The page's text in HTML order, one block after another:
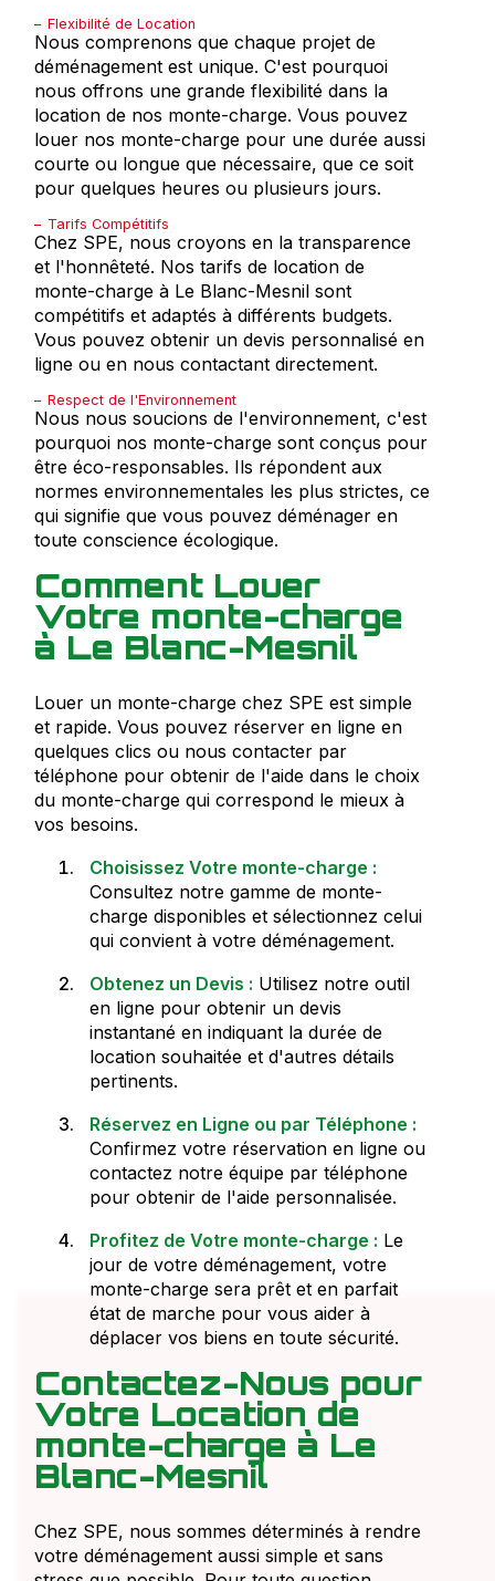
Flexibilité de Location
Nous comprenons que chaque projet de
déménagement est unique. C'est pourquoi
nous offrons une grande flexibilité dans la
location de nos monte-charge. Vous pouvez
louer nos monte-charge pour une durée aussi
courte ou longue que nécessaire, que ce soit
pour quelques heures ou plusieurs jours.
Tarifs Compétitifs
Chez SPE, nous croyons en la transparence
et l'honnêteté. Nos tarifs de location de
monte-charge à Le Blanc-Mesnil sont
compétitifs et adaptés à différents budgets.
Vous pouvez obtenir un devis personnalisé en
ligne ou en nous contactant directement.
Respect de l'Environnement
Nous nous soucions de l'environnement, c'est
pourquoi nos monte-charge sont conçus pour
être éco-responsables. Ils répondent aux
normes environnementales les plus strictes, ce
qui signifie que vous pouvez déménager en
toute conscience écologique.
Comment Louer
Votre monte-charge
à Le Blanc-Mesnil
Louer un monte-charge chez SPE est simple
et rapide. Vous pouvez réserver en ligne en
quelques clics ou nous contacter par
téléphone pour obtenir de l'aide dans le choix
du monte-charge qui correspond le mieux à
vos besoins.
Choisissez Votre monte-charge :
Consultez notre gamme de monte-
charge disponibles et sélectionnez celui
qui convient à votre déménagement.
Obtenez un Devis : Utilisez notre outil
en ligne pour obtenir un devis
instantané en indiquant la durée de
location souhaitée et d'autres détails
pertinents.
Réservez en Ligne ou par Téléphone :
Confirmez votre réservation en ligne ou
contactez notre équipe par téléphone
pour obtenir de l'aide personnalisée.
Profitez de Votre monte-charge : Le
jour de votre déménagement, votre
monte-charge sera prêt et en parfait
état de marche pour vous aider à
déplacer vos biens en toute sécurité.
Contactez-Nous pour
Votre Location de
monte-charge à Le
Blanc-Mesnil
Chez SPE, nous sommes déterminés à rendre
votre déménagement aussi simple et sans